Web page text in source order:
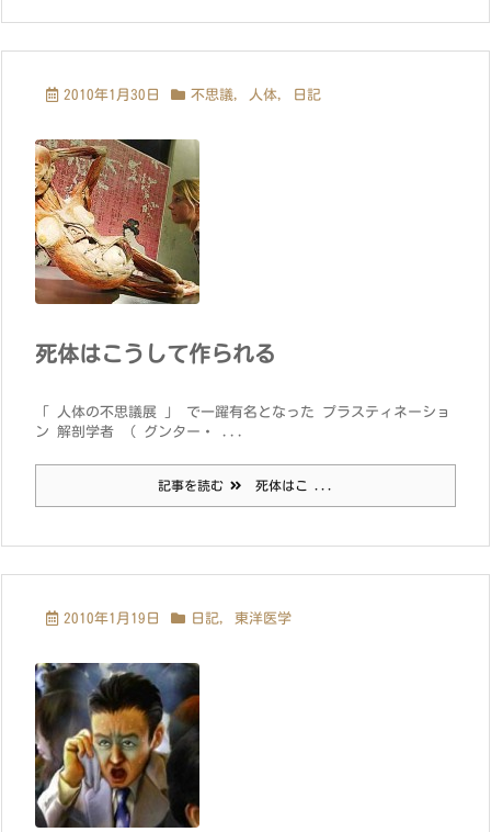
2010年1月30日 不思議, 人体, 日記
死体はこうして作られる
「 人体の不思議展 」 で一躍有名となった プラスティネーショ
ン 解剖学者 （ グンター・ ...
記事を読む 死体はこ ...
2010年1月19日 日記, 東洋医学